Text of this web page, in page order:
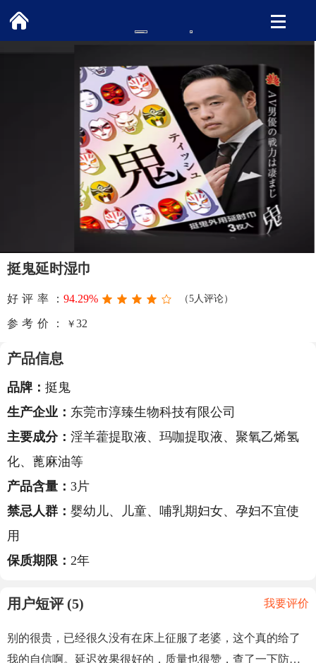
挺鬼延时湿巾
好评率： 94.29% （5人评论）
参考价： ￥ 32
产品信息
品牌： 挺鬼
生产企业： 东莞市淳臻生物科技有限公司
主要成分： 淫羊藿提取液、玛咖提取液、聚氧乙烯氢
化、蓖麻油等
产品含量： 3片
禁忌人群： 婴幼儿、儿童、哺乳期妇女、孕妇不宜使
用
保质期限： 2年
用户短评 (5) 我要评价
别的很贵，已经很久没有在床上征服了老婆，这个真的给了
我的自信啊。延迟效果很好的，质量也很赞，查了一下防伪